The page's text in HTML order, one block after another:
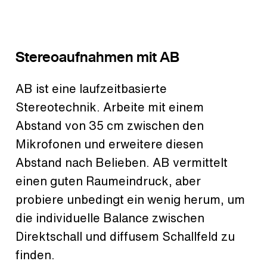
Stereoaufnahmen mit AB
AB ist eine laufzeitbasierte
Stereotechnik. Arbeite mit einem
Abstand von 35 cm zwischen den
Mikrofonen und erweitere diesen
Abstand nach Belieben. AB vermittelt
einen guten Raumeindruck, aber
probiere unbedingt ein wenig herum, um
die individuelle Balance zwischen
Direktschall und diffusem Schallfeld zu
finden.